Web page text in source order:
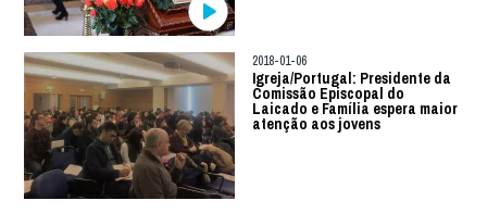
2018-01-06
Igreja/Portugal: Presidente da
Comissão Episcopal do
Laicado e Família espera maior
atenção aos jovens